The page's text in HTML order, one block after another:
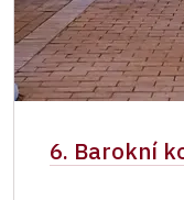
6. Barokní